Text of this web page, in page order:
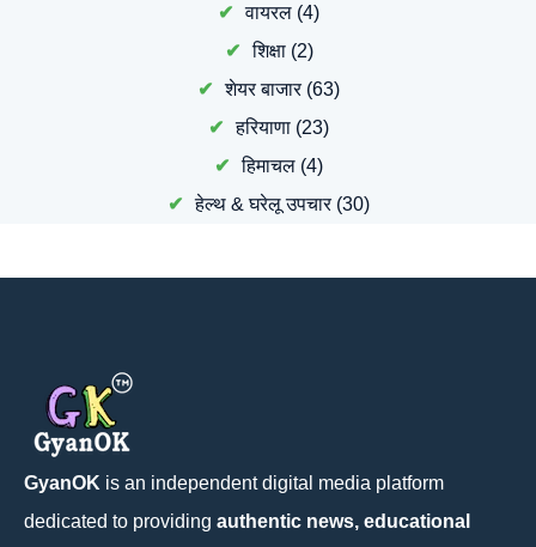
वायरल (4)
शिक्षा(2)
शेयर बाजार(63)
हरियाणा (23)
हिमाचल (4)
हेल्थ & घरेलू उपचार(30)
GyanOK is an independent digital media platform
dedicated to providing authentic news, educational